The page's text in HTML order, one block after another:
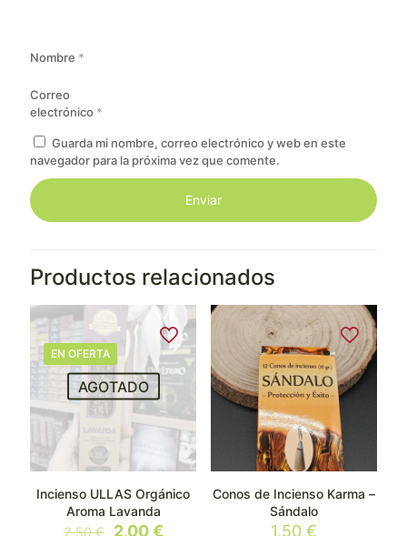
Nombre *
Correo
electrónico *
Guarda mi nombre, correo electrónico y web en este
navegador para la próxima vez que comente.
Productos relacionados
EN OFERTA
AGOTADO
Incienso ULLAS Orgánico
Aroma Lavanda
2,50€
El
2,00€El
Conos de Incienso Karma –
Sándalo
1,50 €